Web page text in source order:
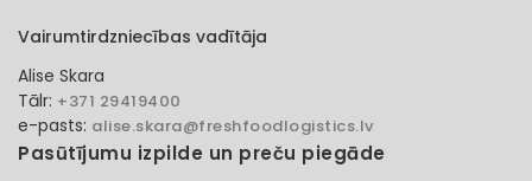
Vairumtirdzniecības vadītāja
Alise Skara
Tālr: +371 29419400
e-pasts: alise.skara@freshfoodlogistics.lv
Pasūtījumu izpilde un preču piegāde